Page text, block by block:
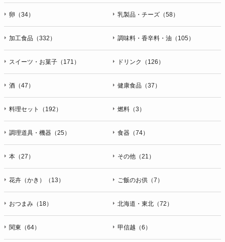
卵（34） 乳製品・チーズ（58）
加工食品（332） 調味料・香辛料・油（105）
スイーツ・お菓子（171） ドリンク（126）
酒（47） 健康食品（37）
料理セット（192） 燃料（3）
調理道具・機器（25） 食器（74）
本（27） その他（21）
花卉（かき）（13） ご飯のお供（7）
おつまみ（18） 北海道・東北（72）
関東（64） 甲信越（6）